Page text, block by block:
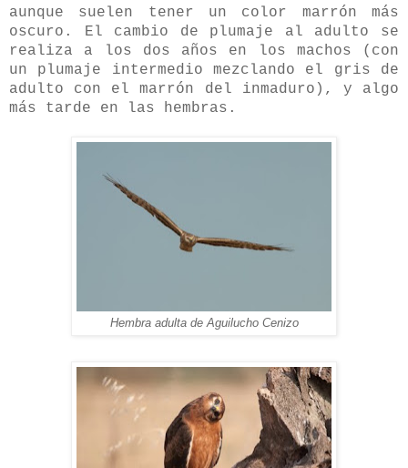
aunque suelen tener un color marrón más
oscuro. El cambio de plumaje al adulto se
realiza a los dos años en los machos (con
un plumaje intermedio mezclando el gris de
adulto con el marrón del inmaduro), y algo
más tarde en las hembras.
Hembra adulta de Aguilucho Cenizo